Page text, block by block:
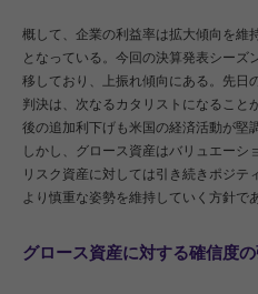
概して、企業の利益率は拡大傾向を維
となっている。今回の決算発表シーズ
移しており、上振れ傾向にある。先日
判決は、次なるカタリストになること
後の追加利下げも米国の経済活動が堅
しかし、グロース資産はバリュエーシ
リスク資産に対しては引き続きポジテ
より慎重な姿勢を維持していく方針で
グロース資産に対する確信度